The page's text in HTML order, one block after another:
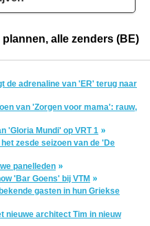
plannen, alle zenders (BE)
de adrenaline van 'ER' terug naar
van 'Zorgen voor mama': rauw,
'Gloria Mundi' op VRT 1
zesde seizoen van de 'De
panelleden
'Bar Goens' bij VTM
gasten in hun Griekse
nieuwe architect Tim in nieuw